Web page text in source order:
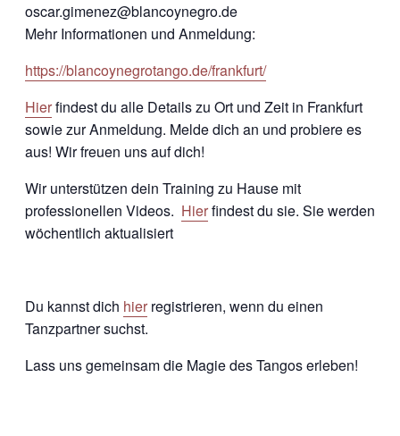
oscar.gimenez@blancoynegro.de
Mehr Informationen und Anmeldung:
https://blancoynegrotango.de/frankfurt/
Hierfindest du alle Details zu Ort und Zeit in Frankfurt
sowie zur Anmeldung. Melde dich an und probiere es
aus! Wir freuen uns auf dich!
Wir unterstützen dein Training zu Hause mit
professionellen Videos. Hierfindest du sie. Sie werden
wöchentlich aktualisiert
Du kannst dich hier registrieren, wenn du einen
Tanzpartner suchst.
Lass uns gemeinsam die Magie des Tangos erleben!